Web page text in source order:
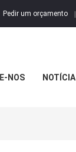
Pedir um orçamento
NOS NOTÍCIA